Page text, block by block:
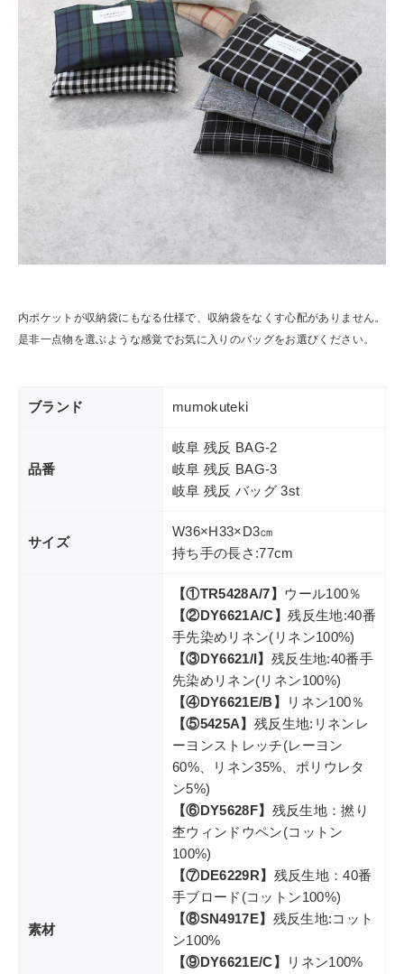
内ポケットが収納袋にもなる仕様で、収納袋をなくす心配がありません。
是非一点物を選ぶような感覚でお気に入りのバッグをお選びください。
ブランド mumokuteki
品番
岐阜 残反 BAG-2
岐阜 残反 BAG-3
岐阜 残反 バッグ 3st
サイズ
W36×H33×D3㎝
持ち手の長さ:77cm
素材
【①TR5428A/7】 ウール100％
【②DY6621A/C】残反生地:40番
手先染めリネン(リネン100%)
【③DY6621/I】 残反生地:40番手
先染めリネン(リネン100%)
【④DY6621E/B】
リネン100％
【⑤5425A】 残反生地:リネンレ
ーヨンストレッチ(レーヨン
60%、リネン35%、ポリウレタ
ン5%)
【⑥DY5628F】 残反生地：撚り
杢ウィンドウペン(コットン
100%)
【⑦DE6229R】 残反生地：40番
手ブロード(コットン100%)
【⑧SN4917E】 残反生地:コット
ン100%
【⑨DY6621E/C】
リネン100%